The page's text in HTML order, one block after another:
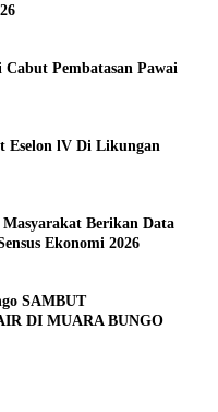
Pembatasan Pawai
Eselon lV Di Likungan
Berikan Data
Ekonomi 2026
SAMBUT
DI MUARA BUNGO